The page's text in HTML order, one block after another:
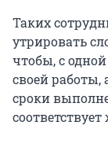
Таких
утрировать
чтобы, с
своей работы,
сроки